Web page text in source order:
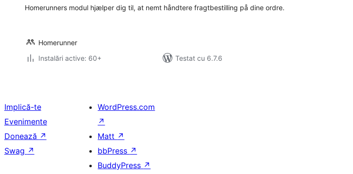
Homerunners modul hjælper dig til, at nemt håndtere fragtbestilling på dine ordre.
Homerunner
Instalări active: 60+
Testat cu 6.7.6
Implică-te
Evenimente
Donează ↗
Swag ↗
WordPress.com
↗
Matt ↗
bbPress ↗
BuddyPress ↗